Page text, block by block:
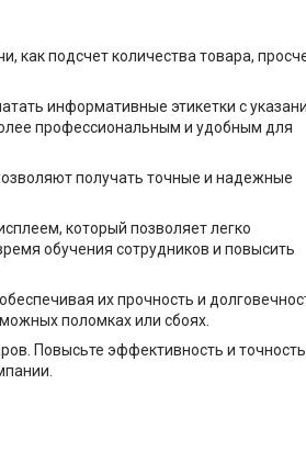
как подсчет количества товара,
информативные этикетки с
профессиональным и удобным для
получать точные и надежные
который позволяет легко
обучения сотрудников и повысить
их прочность и
поломках или сбоях.
Повысьте эффективность и точность